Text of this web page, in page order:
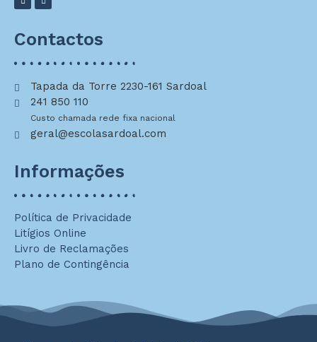
Contactos
Tapada da Torre 2230-161 Sardoal
241 850 110
Custo chamada rede fixa nacional
geral@escolasardoal.com
Informações
Política de Privacidade
Litígios Online
Livro de Reclamações
Plano de Contingência